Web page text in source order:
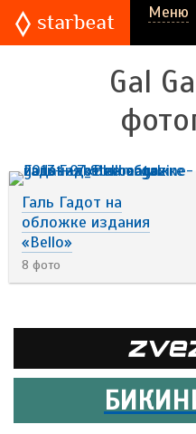
Меню
Gal
Галь Гадот на
обложке издания
«Bello»
8 фото